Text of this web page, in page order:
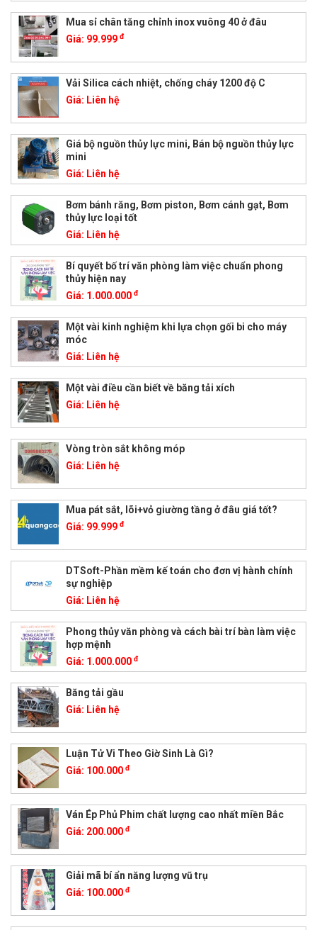
Mua sỉ chân tăng chỉnh inox vuông 40 ở đâu
Giá: 99.999 đ
Vải Silica cách nhiệt, chống cháy 1200 độ C
Giá: Liên hệ
Giá bộ nguồn thủy lực mini, Bán bộ nguồn thủy lực
mini
Giá: Liên hệ
Bơm bánh răng, Bơm piston, Bơm cánh gạt, Bơm
thủy lực loại tốt
Giá: Liên hệ
Bí quyết bố trí văn phòng làm việc chuẩn phong
thủy hiện nay
Giá: 1.000.000 đ
Một vài kinh nghiệm khi lựa chọn gối bi cho máy
móc
Giá: Liên hệ
Một vài điều cần biết về băng tải xích
Giá: Liên hệ
Vòng tròn sắt không móp
Giá: Liên hệ
Mua pát sắt, lõi+vỏ giường tầng ở đâu giá tốt?
Giá: 99.999 đ
DTSoft-Phần mềm kế toán cho đơn vị hành chính
sự nghiệp
Giá: Liên hệ
Phong thủy văn phòng và cách bài trí bàn làm việc
hợp mệnh
Giá: 1.000.000 đ
Băng tải gầu
Giá: Liên hệ
Luận Tử Vi Theo Giờ Sinh Là Gì?
Giá: 100.000 đ
Ván Ép Phủ Phim chất lượng cao nhất miền Bắc
Giá: 200.000 đ
Giải mã bí ẩn năng lượng vũ trụ
Giá: 100.000 đ